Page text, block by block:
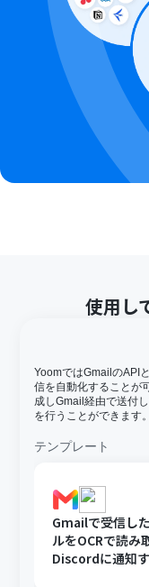
す。アプリの
あるので、ご注
トリガー、各オ
ル容量の詳細は
照ください。
使用し
YoomではGmailのAPI
信を自動化することが
成しGmail経由で送付
を行うことができます。
テンプレート
Gmailで受信し
ルをOCRで読み
Discordに通知